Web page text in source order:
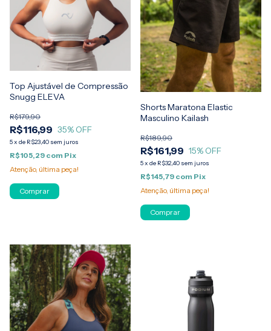
Top Ajustável de Compressão
Snugg ELEVA
R$116,99
R$179,90
35% OFF
5x de R$23,40 sem juros
R$105,29 com Pix
Atenção, última peça!
Comprar
Shorts Maratona Elastic
Masculino Kailash
R$161,99
R$189,90
15% OFF
5x de R$32,40 sem juros
R$145,79 com Pix
Atenção, última peça!
Comprar